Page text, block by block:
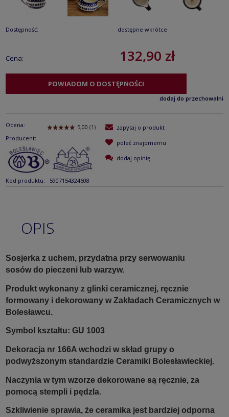
Dostępność: dostępne wkrótce
Cena: 132,90 zł
POWIADOM O DOSTĘPNOŚCI
dodaj do przechowalni
Ocena:
Producent:
Kod produktu: 5907154324608
zapytaj o produkt
poleć znajomemu
dodaj opinię
OPIS
Sosjerka z uchem, przydatna przy serwowaniu
sosów do pieczeni lub warzyw.
Produkt wykonany z glinki ceramicznej, ręcznie
formowany i dekorowany w Zakładach Ceramicznych w
Bolesławcu.
Symbol kształtu: GU 1003
Dekoracja nr 166A wchodzi w skład grupy o
podwyższonym standardzie Ceramiki Bolesławieckiej.
Naczynia w tym wzorze dekorowane są ręcznie, za
pomocą stempli i pędzla.
Szkliwienie sprawia, że ceramika jest bardziej odporna